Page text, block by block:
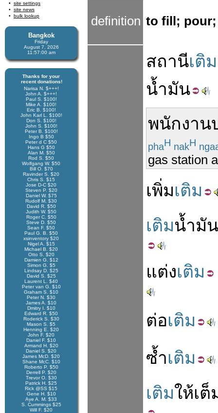
site settings
site news
bulk lookup
Bangkok
Friday
August 7, 2026
11:57:00 am
Thanks for your
recent donations!
Narisa N. $+++!
John A. $+++!
Paul S. $100!
Mike A. $100!
Eric B. $100!
John Karl L. $100!
Don S. $100!
John S. $100!
Peter B. $100!
Ingo B $50
Peter d C $50
Hans G $50
Alan M. $50
Rod S. $50
Wolfgang W. $50
Bill O. $70
Ravinder S. $20
Chris S. $15
Jose D-C $20
Steven P. $20
Daniel W. $75
Rudolf M. $30
David R. $50
Judith W. $50
Roger C. $50
Steve D. $50
Sean F. $50
Paul G. B. $50
xsinventory $20
Nigel A. $15
Michael B. $20
Otto S. $20
Damien G. $12
Simon G. $5
Lindsay D. $25
David S. $25
Laurent L. $40
Peter van G. $10
Graham S. $10
Peter N. $30
James A. $10
Dmitry I. $10
Edward R. $50
Roderick S. $30
Mason S. $5
Henning E. $20
John F. $20
Daniel F. $10
Armand H. $20
Daniel S. $20
James McD. $20
Shane McC. $10
Roberto P. $50
Derrell P. $20
Trevor O. $30
Patrick H. $25
Rick @SS $15
Gene H. $10
Aye A. M. $33
S. Cummings $25
Will F. $20
definition to fill;
สถานีเติม
น้ำมัน
พนักงาน
phaH nakH
gas station
เพิ่มเติม
เติมน้ำมัน
แต่งเติม
ต่อเติม
ซ้ำเติม
เติมให้เต็